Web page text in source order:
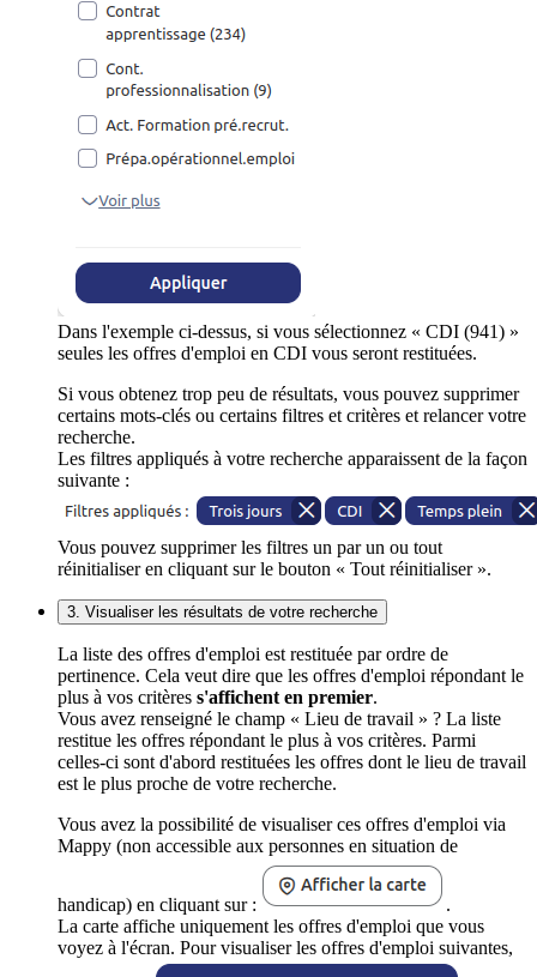
Dans l'exemple ci-dessus, si vous sélectionnez « CDI (941) »
seules les offres d'emploi en CDI vous seront restituées.
Si vous obtenez trop peu de résultats, vous pouvez supprimer
certains mots-clés ou certains filtres et critères et relancer votre
recherche.
Les filtres appliqués à votre recherche apparaissent de la façon
suivante :
Vous pouvez supprimer les filtres un par un ou tout
réinitialiser en cliquant sur le bouton « Tout réinitialiser ».
3. Visualiser les résultats de votre recherche
La liste des offres d'emploi est restituée par ordre de
pertinence. Cela veut dire que les offres d'emploi répondant le
plus à vos critères s'affichent en premier.
Vous avez renseigné le champ « Lieu de travail » ? La liste
restitue les offres répondant le plus à vos critères. Parmi
celles-ci sont d'abord restituées les offres dont le lieu de travail
est le plus proche de votre recherche.
Vous avez la possibilité de visualiser ces offres d'emploi via
Mappy (non accessible aux personnes en situation de
handicap) en cliquant sur :
.
La carte affiche uniquement les offres d'emploi que vous
voyez à l'écran. Pour visualiser les offres d'emploi suivantes,